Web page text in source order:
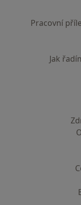
Pracovní
Jak